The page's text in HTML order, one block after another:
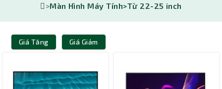
>Màn Hình Máy Tính>Từ 22-25 inch
Giá Tăng Giá Giảm